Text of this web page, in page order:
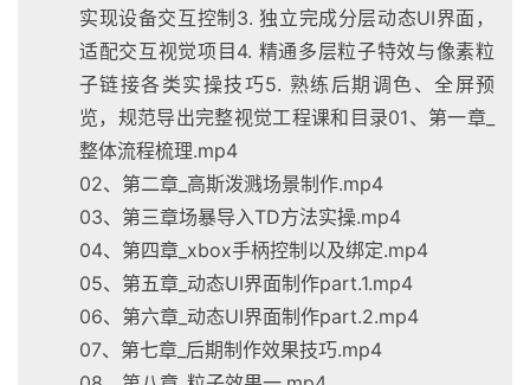
实现设备交互控制3. 独立完成分层动态UI界面，
适配交互视觉项目4. 精通多层粒子特效与像素粒
子链接各类实操技巧5. 熟练后期调色、全屏预
览，规范导出完整视觉工程课和目录01、第一章_
整体流程梳理.mp4
02、第二章_高斯泼溅场景制作.mp4
03、第三章场暴导入TD方法实操.mp4
04、第四章_xbox手柄控制以及绑定.mp4
05、第五章_动态UI界面制作part.1.mp4
06、第六章_动态UI界面制作part.2.mp4
07、第七章_后期制作效果技巧.mp4